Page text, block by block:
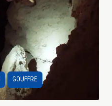
GOUFFRE